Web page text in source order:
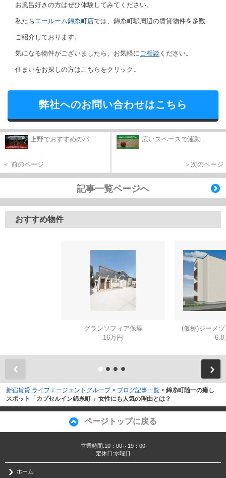
お風呂好きの方はぜひ体験してみてください。
私たちエールーム錦糸町店では、錦糸町駅周辺の賃貸物件を多数
ご紹介しております。
気になる物件がございましたら、お気軽に ご相談 ください。
住まいをお探しの方はこちらをクリック↓
弊社へのお問い合わせはこちら
上野でおすすめのパ...
＜ 前のページ
広いスペースで運動...
＞次のページ
記事一覧ページへ
おすすめ物件
グランソフィア保塚
16万円
(仮称)ジーメ
6.8
新宿賃貸 ライフエージェントグループ > ブログ記事一覧 > 錦糸町随一の癒し
スポット「カプセルイン錦糸町 」女性にも人気の理由とは？
ページトップに戻る
営業時間:10：00～19：00
定休日:水曜日
ホーム